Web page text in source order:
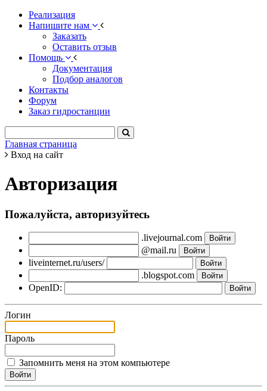
Реализация
Напишите нам
Заказать
Оставить отзыв
Помощь
Документация
Подбор аналогов
Контакты
Форум
Заказ гидростанции
Главная страница
Вход на сайт
Авторизация
Пожалуйста, авторизуйтесь
.livejournal.com
@mail.ru
liveinternet.ru/users/
.blogspot.com
OpenID:
Логин
Пароль
Запомнить меня на этом компьютере